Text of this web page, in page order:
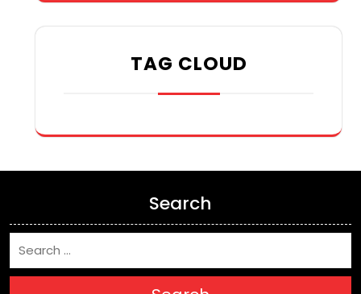
TAG CLOUD
Search